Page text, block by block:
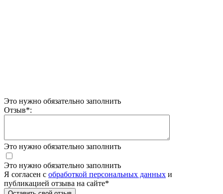
Это нужно обязательно заполнить
Отзыв*:
Это нужно обязательно заполнить
Это нужно обязательно заполнить
Я согласен c обработкой персональных данных и
публикацией отзыва на сайте*